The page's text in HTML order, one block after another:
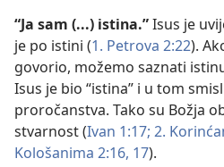
“Ja sam (...) istina.”Isus je
je po istini (1. Petrova 2:22).
govorio, možemo saznati
Isus je bio “istina” i u tom
proročanstva. Tako su Božja
stvarnost (Ivan 1:17; 2.
Kološanima 2:16, 17).